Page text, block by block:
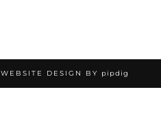
WEBSITE DESIGN BY pipdig